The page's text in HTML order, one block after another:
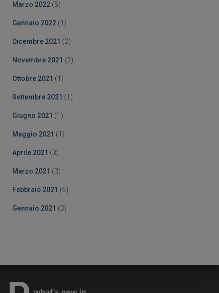
Marzo 2022 (5)
Gennaio 2022 (1)
Dicembre 2021 (2)
Novembre 2021 (2)
Ottobre 2021 (1)
Settembre 2021 (1)
Giugno 2021 (1)
Maggio 2021 (1)
Aprile 2021 (3)
Marzo 2021 (3)
Febbraio 2021 (6)
Gennaio 2021 (3)